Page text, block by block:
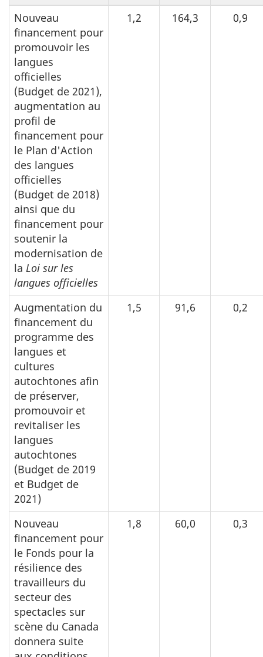
Nouveau
financement pour
promouvoir les
langues
officielles
(Budget de 2021),
augmentation au
profil de
financement pour
le Plan d'Action
des langues
officielles
(Budget de 2018)
ainsi que du
financement pour
soutenir la
modernisation de
la Loi sur les
langues officielles
1,2 164,3 0,9
Augmentation du
financement du
programme des
langues et
cultures
autochtones afin
de préserver,
promouvoir et
revitaliser les
langues
autochtones
(Budget de 2019
et Budget de
2021)
1,5 91,6 0,2
Nouveau
financement pour
le Fonds pour la
résilience des
travailleurs du
secteur des
spectacles sur
scène du Canada
donnera suite
1,8 60,0 0,3